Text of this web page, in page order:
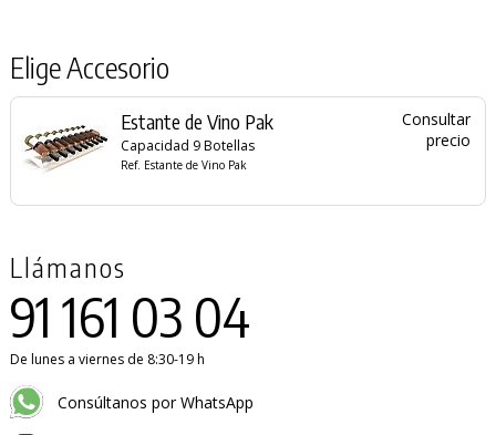
Elige Accesorio
Estante de Vino Pak
Capacidad 9 Botellas
Ref. Estante de Vino Pak
Consultar
precio
Llámanos
91 161 03 04
De lunes a viernes de 8:30-19 h
Consúltanos por WhatsApp